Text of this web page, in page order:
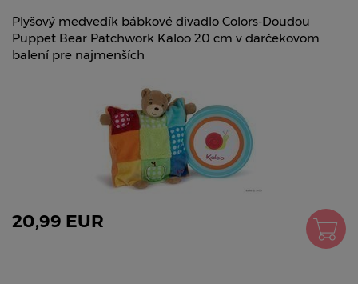
Plyšový medvedík bábkové divadlo Colors-Doudou
Puppet Bear Patchwork Kaloo 20 cm v darčekovom
balení pre najmenších
20,99 EUR